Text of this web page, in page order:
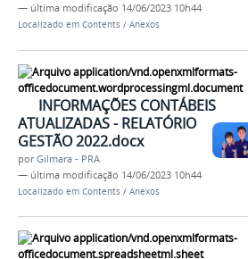
— última modificação 14/06/2023 10h44
Localizado em Contents / Anexos
INFORMAÇÕES CONTÁBEIS
ATUALIZADAS - RELATÓRIO
GESTÃO 2022.docx
porGilmara - PRA
— última modificação 14/06/2023 10h44
Localizado em Contents / Anexos